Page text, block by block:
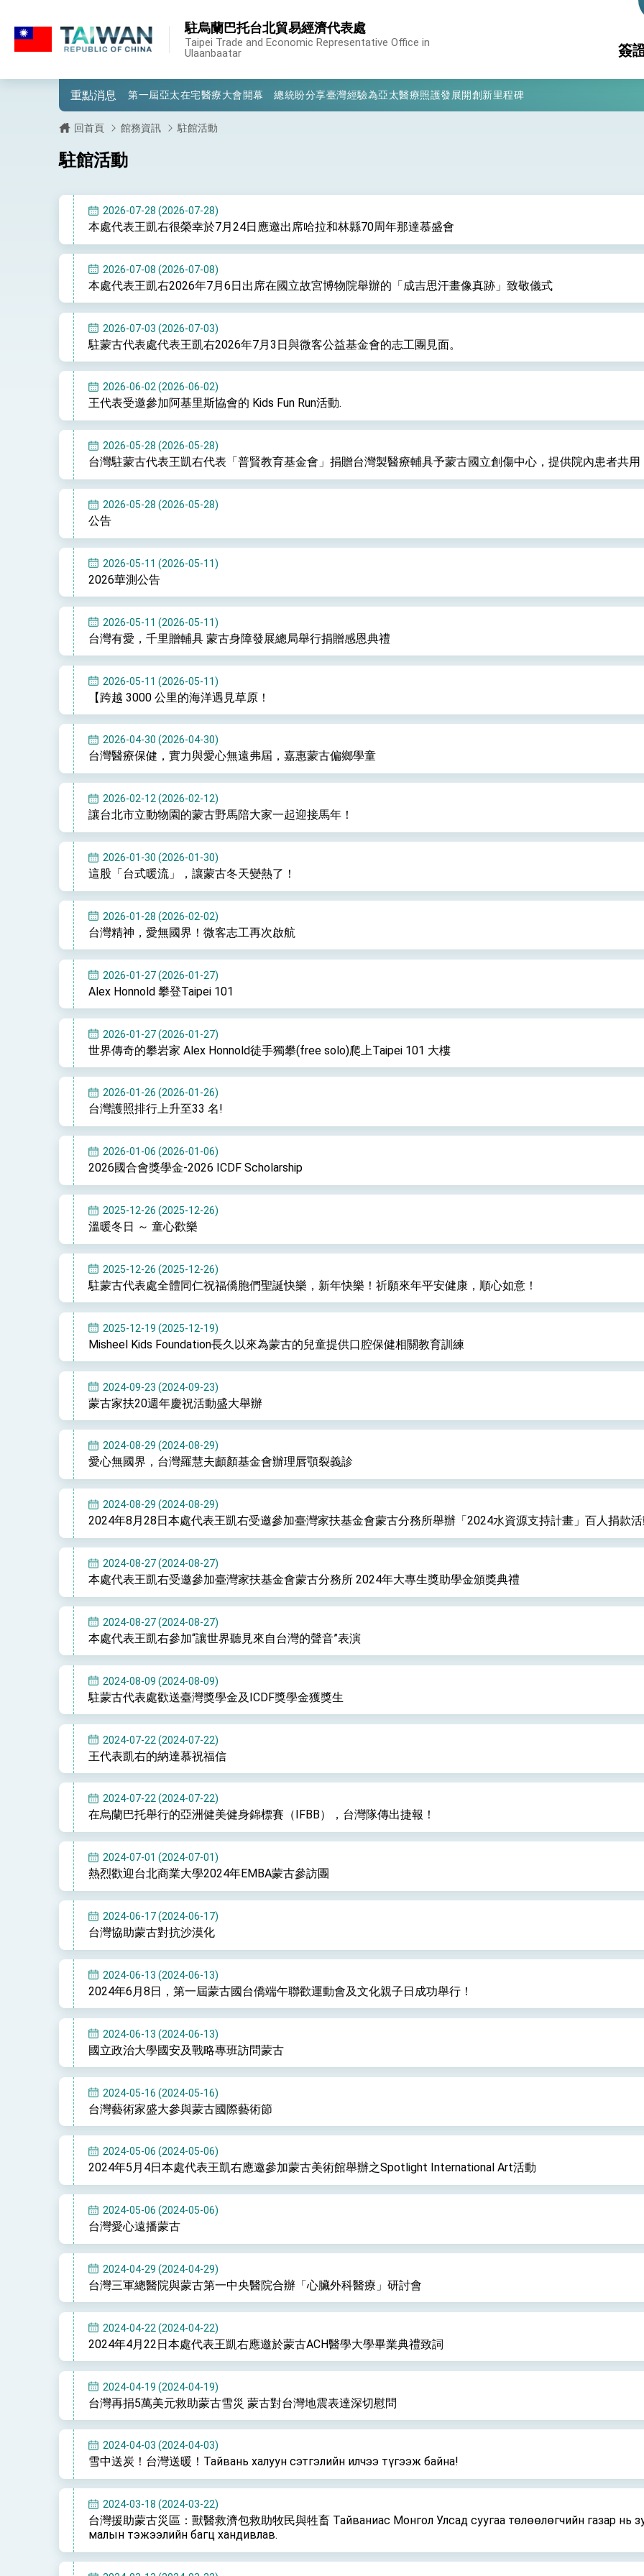
駐烏蘭巴托台北貿易經濟代表處
Taipei Trade and Economic Representative Office in
Ulaanbaatar
簽
領
簽
重點消息
外交部重要言論
第一屆亞太在宅醫療大會開幕 總統盼分享臺灣經驗為亞太醫療照護發展開創新里程碑
外交部發布WHA文宣影片「台灣醫療點亮世界」及「台灣智慧醫療與健康產業展」預告短片，向世界展現台灣
總統與五院院長新春茶敘 盼化分歧為團結、為國家邁出合作第一步
台美貿易協議完成簽署達成6大目標、創5大歷史性突破 總統強調將以3大面向加速臺灣經濟轉型升級 籲請立
總統接受「法新社」（AFP）專訪內容
外交部長林佳龍於《外交事務》撰文指出：自由世界 需要台灣，團結合作方能守護繁榮
總統主持「台美經濟繁榮夥伴對話」記者會 說明臺美合作三大戰略方向 盼與民主夥伴共同引領 下一個世代的
外交部長林佳龍接受印尼「時代雜誌」專訪，闡述印太安全局勢，籲深化台印尼半導體供應鏈合作
副總統接見美參議員蓋耶哥 強調美國是臺灣重要合作夥伴
外交部長林佳龍午宴歡迎美國聯邦參議員蓋耶哥訪問團
卓揆：臺美關稅談判階段性結果有助臺灣取得有利戰略地位 全力支持「臺美對等貿易協定」簽署
外交部長林佳龍主持第35次「參與亞太經濟合作策略小組」跨部會會議
總統主持「守護民主台灣國安行動方案」記者會 強調以實力守護台海和平 以決心掌握國家命運
變局中 奮起的新臺灣 總統發表國慶演說
總統發表執政周年談話 盼面對未來挑戰 堅持團結 迎風轉型 穩健前行
賴總統就職演說影片
總統重要談話
外交部重要言論
我國政府將在美國亞利桑納州設立「駐鳳凰城辦事處」，進一步深化台美交流合作
回首頁 館務資訊 駐館活動
駐館活動
2026-07-28 (2026-07-28)
本處代表王凱右很榮幸於7月24日應邀出席哈拉和林縣70周年那達慕盛會
2026-07-08 (2026-07-08)
本處代表王凱右2026年7月6日出席在國立故宮博物院舉辦的「成吉思汗畫像真跡」致敬儀式
2026-07-03 (2026-07-03)
駐蒙古代表處代表王凱右2026年7月3日與微客公益基金會的志工團見面。
2026-06-02 (2026-06-02)
王代表受邀參加阿基里斯協會的 Kids Fun Run活動.
2026-05-28 (2026-05-28)
台灣駐蒙古代表王凱右代表「普賢教育基金會」捐贈台灣製醫療輔具予蒙古國立創傷中心，提供院內患者共用
2026-05-28 (2026-05-28)
公告
2026-05-11 (2026-05-11)
2026華測公告
2026-05-11 (2026-05-11)
台灣有愛，千里贈輔具 蒙古身障發展總局舉行捐贈感恩典禮
2026-05-11 (2026-05-11)
【跨越 3000 公里的海洋遇見草原！
2026-04-30 (2026-04-30)
台灣醫療保健，實力與愛心無遠弗屆，嘉惠蒙古偏鄉學童
2026-02-12 (2026-02-12)
讓台北市立動物園的蒙古野馬陪大家一起迎接馬年！
2026-01-30 (2026-01-30)
這股「台式暖流」，讓蒙古冬天變熱了！
2026-01-28 (2026-02-02)
台灣精神，愛無國界！微客志工再次啟航
2026-01-27 (2026-01-27)
Alex Honnold 攀登Taipei 101
2026-01-27 (2026-01-27)
世界傳奇的攀岩家 Alex Honnold徒手獨攀(free solo)爬上Taipei 101 大樓
2026-01-26 (2026-01-26)
台灣護照排行上升至33 名!
2026-01-06 (2026-01-06)
2026國合會獎學金-2026 ICDF Scholarship
2025-12-26 (2025-12-26)
溫暖冬日 ～ 童心歡樂
2025-12-26 (2025-12-26)
駐蒙古代表處全體同仁祝福僑胞們聖誕快樂，新年快樂！祈願來年平安健康，順心如意！
2025-12-19 (2025-12-19)
Misheel Kids Foundation長久以來為蒙古的兒童提供口腔保健相關教育訓練
2024-09-23 (2024-09-23)
蒙古家扶20週年慶祝活動盛大舉辦
2024-08-29 (2024-08-29)
愛心無國界，台灣羅慧夫顱顏基金會辦理唇顎裂義診
2024-08-29 (2024-08-29)
2024年8月28日本處代表王凱右受邀參加臺灣家扶基金會蒙古分務所舉辦「2024水資源支持計畫」百人捐款
2024-08-27 (2024-08-27)
本處代表王凱右受邀參加臺灣家扶基金會蒙古分務所 2024年大專生獎助學金頒獎典禮
2024-08-27 (2024-08-27)
本處代表王凱右參加“讓世界聽見來自台灣的聲音”表演
2024-08-09 (2024-08-09)
駐蒙古代表處歡送臺灣獎學金及ICDF獎學金獲獎生
2024-07-22 (2024-07-22)
王代表凱右的納達慕祝福信
2024-07-22 (2024-07-22)
在烏蘭巴托舉行的亞洲健美健身錦標賽（IFBB），台灣隊傳出捷報！
2024-07-01 (2024-07-01)
熱烈歡迎台北商業大學2024年EMBA蒙古參訪團
2024-06-17 (2024-06-17)
台灣協助蒙古對抗沙漠化
2024-06-13 (2024-06-13)
2024年6月8日，第一屆蒙古國台僑端午聯歡運動會及文化親子日成功舉行！
2024-06-13 (2024-06-13)
國立政治大學國安及戰略專班訪問蒙古
2024-05-16 (2024-05-16)
台灣藝術家盛大參與蒙古國際藝術節
2024-05-06 (2024-05-06)
2024年5月4日本處代表王凱右應邀參加蒙古美術館舉辦之Spotlight International Art活動
2024-05-06 (2024-05-06)
台灣愛心遠播蒙古
2024-04-29 (2024-04-29)
台灣三軍總醫院與蒙古第一中央醫院合辦「心臟外科醫療」研討會
2024-04-22 (2024-04-22)
2024年4月22日本處代表王凱右應邀於蒙古ACH醫學大學畢業典禮致詞
2024-04-19 (2024-04-19)
台灣再捐5萬美元救助蒙古雪災 蒙古對台灣地震表達深切慰問
2024-04-03 (2024-04-03)
雪中送炭！台灣送暖！Тайвань халуун сэтгэлийн илчээ түгээж байна!
2024-03-18 (2024-03-22)
台灣援助蒙古災區：獸醫救濟包救助牧民與牲畜 Тайваниас Монгол Улсад суугаа төлөөлөгчийн газар нь
малын тэжээлийн багц хандивлав.